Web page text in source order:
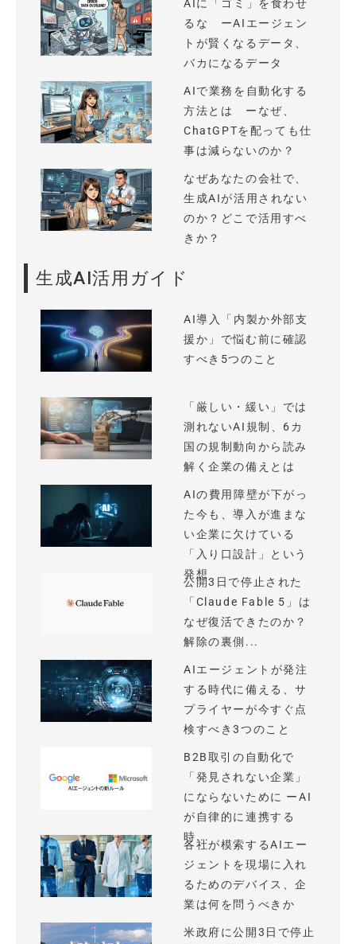
AIに「ゴミ」を食わせ
るな ーAIエージェン
トが賢くなるデータ、
バカになるデータ
AIで業務を自動化する
方法とは ーなぜ、
ChatGPTを配っても仕
事は減らないのか？
なぜあなたの会社で、
生成AIが活用されない
のか？どこで活用すべ
きか？
生成AI活用ガイド
AI導入「内製か外部支
援か」で悩む前に確認
すべき5つのこと
「厳しい・緩い」では
測れないAI規制、6カ
国の規制動向から読み
解く企業の備えとは
AIの費用障壁が下がっ
た今も、導入が進まな
い企業に欠けている
「入り口設計」という
発想
公開3日で停止された
「Claude Fable 5」は
なぜ復活できたのか？
解除の裏側...
AIエージェントが発注
する時代に備える、サ
プライヤーが今すぐ点
検すべき3つのこと
B2B取引の自動化で
「発見されない企業」
にならないために ーAI
が自律的に連携する
時...
各社が模索するAIエー
ジェントを現場に入れ
るためのデバイス、企
業は何を問うべきか
米政府に公開3日で停止